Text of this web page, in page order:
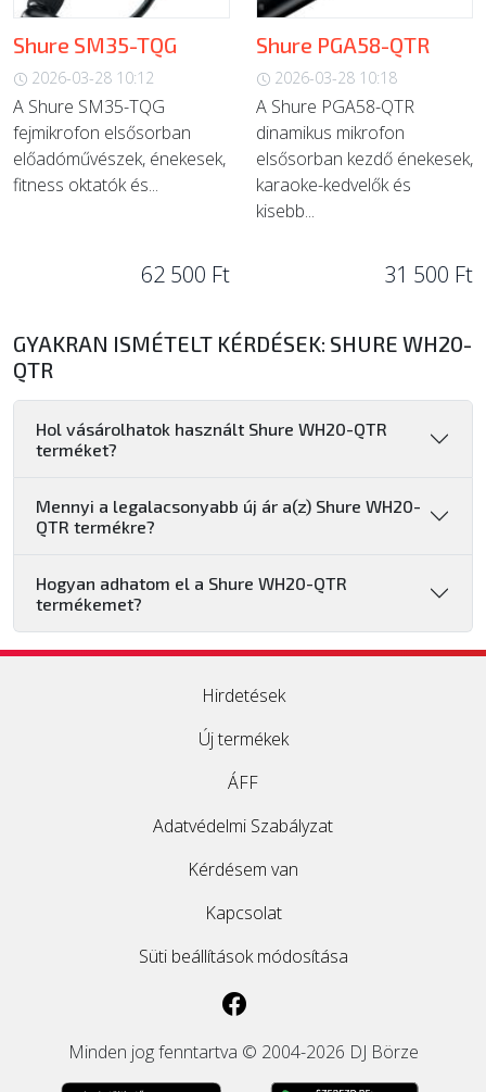
Shure SM35-TQG
2026-03-28 10:12
A Shure SM35-TQG
fejmikrofon elsősorban
előadóművészek, énekesek,
fitness oktatók és...
62 500 Ft
Shure PGA58-QTR
2026-03-28 10:18
A Shure PGA58-QTR
dinamikus mikrofon
elsősorban kezdő énekesek,
karaoke-kedvelők és
kisebb...
31 500 Ft
GYAKRAN ISMÉTELT KÉRDÉSEK: SHURE WH20-
QTR
Hol vásárolhatok használt Shure WH20-QTR
terméket?
Mennyi a legalacsonyabb új ár a(z) Shure WH20-
QTR termékre?
Hogyan adhatom el a Shure WH20-QTR
termékemet?
Hirdetések
Új termékek
ÁFF
Adatvédelmi Szabályzat
Kérdésem van
Kapcsolat
Süti beállítások módosítása
Minden jog fenntartva © 2004-2026 DJ Börze